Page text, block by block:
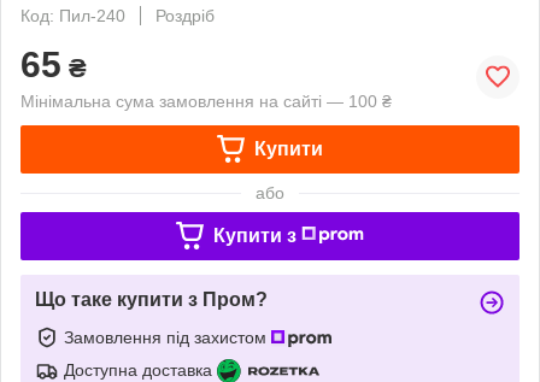
Код: Пил-240
Роздріб
65 ₴
Мінімальна сума замовлення на сайті — 100 ₴
Купити
або
Купити з
Що таке купити з Пром?
Замовлення під захистом
Доступна доставка